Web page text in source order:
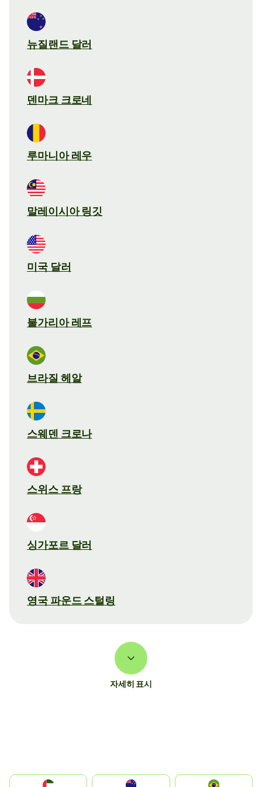
뉴질랜드 달러
덴마크 크로네
루마니아 레우
말레이시아 링깃
미국 달러
불가리아 레프
브라질 헤알
스웨덴 크로나
스위스 프랑
싱가포르 달러
영국 파운드 스털링
자세히 표시